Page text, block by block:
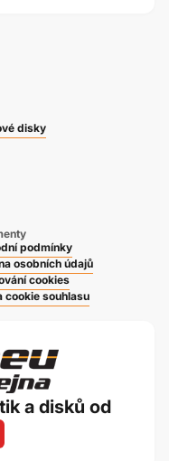
disky
podmínky
osobních údajů
cookies
cookie souhlasu
a disků od